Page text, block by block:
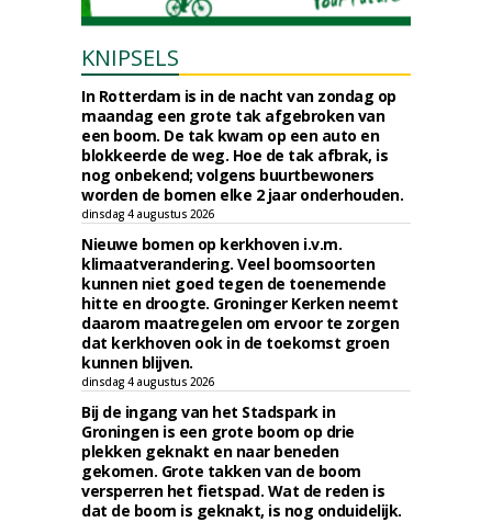
KNIPSELS
In Rotterdam is in de nacht van zondag op
maandag een grote tak afgebroken van
een boom. De tak kwam op een auto en
blokkeerde de weg. Hoe de tak afbrak, is
nog onbekend; volgens buurtbewoners
worden de bomen elke 2 jaar onderhouden.
dinsdag 4 augustus 2026
Nieuwe bomen op kerkhoven i.v.m.
klimaatverandering. Veel boomsoorten
kunnen niet goed tegen de toenemende
hitte en droogte. Groninger Kerken neemt
daarom maatregelen om ervoor te zorgen
dat kerkhoven ook in de toekomst groen
kunnen blijven.
dinsdag 4 augustus 2026
Bij de ingang van het Stadspark in
Groningen is een grote boom op drie
plekken geknakt en naar beneden
gekomen. Grote takken van de boom
versperren het fietspad. Wat de reden is
dat de boom is geknakt, is nog onduidelijk.